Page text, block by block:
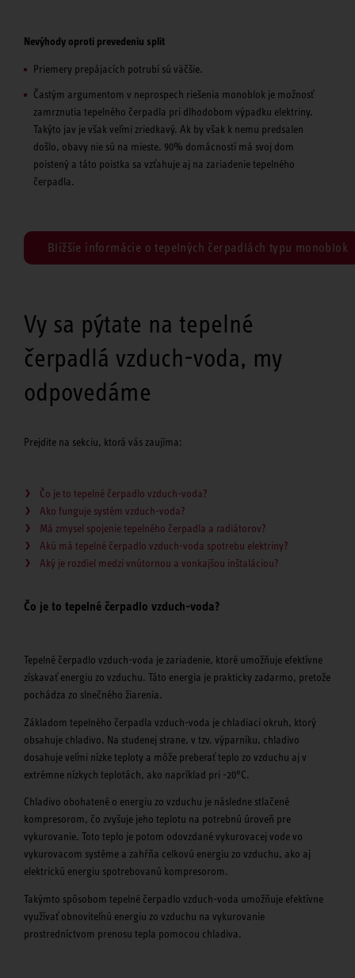
Nevýhody oproti prevedeniu split
Priemery prepájacích potrubí sú väčšie.
Častým argumentom v neprospech riešenia monoblok je možnosť
zamrznutia tepelného čerpadla pri dlhodobom výpadku elektriny.
Takýto jav je však veľmi zriedkavý. Ak by však k nemu predsalen
došlo, obavy nie sú na mieste. 90% domácností má svoj dom
poistený a táto poistka sa vzťahuje aj na zariadenie tepelného
čerpadla.
Bližšie informácie o tepelných čerpadlách typu monoblok
Vy sa pýtate na tepelné
čerpadlá vzduch-voda, my
odpovedáme
Prejdite na sekciu, ktorá vás zaujíma:
Čo je to tepelné čerpadlo vzduch-voda?
Ako funguje systém vzduch-voda?
Má zmysel spojenie tepelného čerpadla a radiátorov?
Akú má tepelné čerpadlo vzduch-voda spotrebu elektriny?
Aký je rozdiel medzi vnútornou a vonkajšou inštaláciou?
Čo je to tepelné čerpadlo vzduch-voda?
Tepelné čerpadlo vzduch-voda je zariadenie, ktoré umožňuje efektívne
získavať energiu zo vzduchu. Táto energia je prakticky zadarmo, pretože
pochádza zo slnečného žiarenia.
Základom tepelného čerpadla vzduch-voda je chladiaci okruh, ktorý
obsahuje chladivo. Na studenej strane, v tzv. výparníku, chladivo
dosahuje veľmi nízke teploty a môže preberať teplo zo vzduchu aj v
extrémne nízkych teplotách, ako napríklad pri -20°C.
Chladivo obohatené o energiu zo vzduchu je následne stlačené
kompresorom, čo zvyšuje jeho teplotu na potrebnú úroveň pre
vykurovanie. Toto teplo je potom odovzdané vykurovacej vode vo
vykurovacom systéme a zahŕňa celkovú energiu zo vzduchu, ako aj
elektrickú energiu spotrebovanú kompresorom.
Takýmto spôsobom tepelné čerpadlo vzduch-voda umožňuje efektívne
využívať obnoviteľnú energiu zo vzduchu na vykurovanie
prostredníctvom prenosu tepla pomocou chladiva.